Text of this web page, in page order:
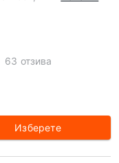
63 отзива
Изберете